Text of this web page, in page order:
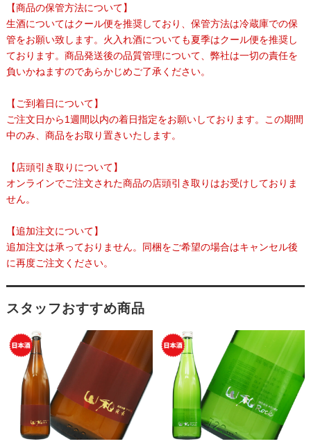
【商品の保管方法について】
生酒についてはクール便を推奨しており、保管方法は冷蔵庫での保
管をお願い致します。火入れ酒についても夏季はクール便を推奨し
ております。商品発送後の品質管理について、弊社は一切の責任を
負いかねますのであらかじめご了承ください。
【ご到着日について】
ご注文日から1週間以内の着日指定をお願いしております。この期間
中のみ、商品をお取り置きいたします。
【店頭引き取りについて】
オンラインでご注文された商品の店頭引き取りはお受けしておりま
せん。
【追加注文について】
追加注文は承っておりません。同梱をご希望の場合はキャンセル後
に再度ご注文ください。
スタッフおすすめ商品